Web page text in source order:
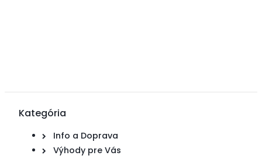
Kategória
Info a Doprava
Výhody pre Vás